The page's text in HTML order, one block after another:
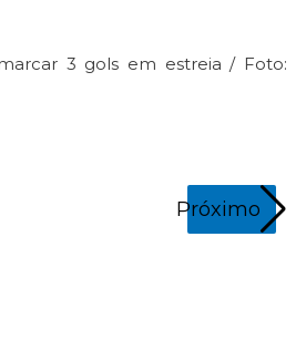
3 gols em estreia / Foto:
Próximo